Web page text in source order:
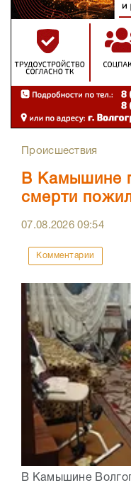
Происшествия
В Камышине
смерти
07.08.202609:54
Комментарии
В Камышине